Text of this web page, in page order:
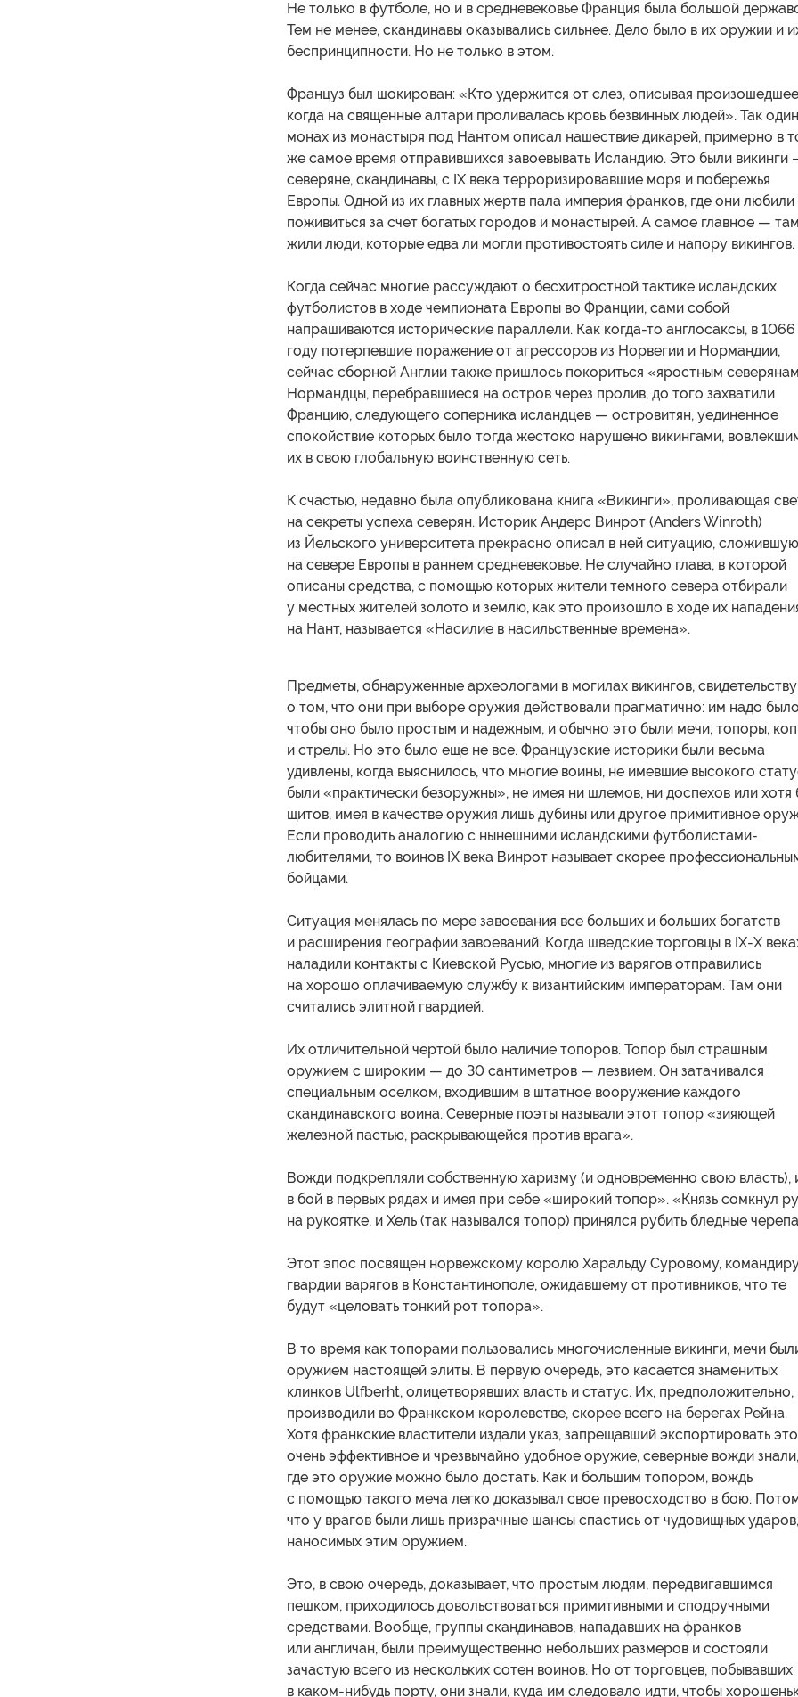
Не только в футболе, но и в средневековье Франция была большой
Тем не менее, скандинавы оказывались сильнее. Дело было в их оружии и
беспринципности. Но не только в этом.
Француз был шокирован: «Кто удержится от слез, описывая
когда на священные алтари проливалась кровь безвинных людей». Так один
монах из монастыря под Нантом описал нашествие дикарей, примерно в
же самое время отправившихся завоевывать Исландию. Это были викинги
северяне, скандинавы, с IX века терроризировавшие моря и побережья
Европы. Одной из их главных жертв пала империя франков, где они любили
поживиться за счет богатых городов и монастырей. А самое главное — там
жили люди, которые едва ли могли противостоять силе и напору викингов.
Когда сейчас многие рассуждают о бесхитростной тактике исландских
футболистов в ходе чемпионата Европы во Франции, сами собой
напрашиваются исторические параллели. Как когда-то англосаксы, в 1066
году потерпевшие поражение от агрессоров из Норвегии и Нормандии,
сейчас сборной Англии также пришлось покориться «яростным
Нормандцы, перебравшиеся на остров через пролив, до того захватили
Францию, следующего соперника исландцев — островитян, уединенное
спокойствие которых было тогда жестоко нарушено викингами,
их в свою глобальную воинственную сеть.
К счастью, недавно была опубликована книга «Викинги», проливающая
на секреты успеха северян. Историк Андерс Винрот (Anders Winroth)
из Йельского университета прекрасно описал в ней ситуацию,
на севере Европы в раннем средневековье. Не случайно глава, в которой
описаны средства, с помощью которых жители темного севера отбирали
у местных жителей золото и землю, как это произошло в ходе их
на Нант, называется «Насилие в насильственные времена».
Предметы, обнаруженные археологами в могилах викингов,
о том, что они при выборе оружия действовали прагматично: им надо
чтобы оно было простым и надежным, и обычно это были мечи, топоры,
и стрелы. Но это было еще не все. Французские историки были весьма
удивлены, когда выяснилось, что многие воины, не имевшие высокого
были «практически безоружны», не имея ни шлемов, ни доспехов или хотя
щитов, имея в качестве оружия лишь дубины или другое примитивное
Если проводить аналогию с нынешними исландскими футболистами-
любителями, то воинов IX века Винрот называет скорее
бойцами.
Ситуация менялась по мере завоевания все больших и больших богатств
и расширения географии завоеваний. Когда шведские торговцы в IX-X
наладили контакты с Киевской Русью, многие из варягов отправились
на хорошо оплачиваемую службу к византийским императорам. Там они
считались элитной гвардией.
Их отличительной чертой было наличие топоров. Топор был страшным
оружием с широким — до 30 сантиметров — лезвием. Он затачивался
специальным оселком, входившим в штатное вооружение каждого
скандинавского воина. Северные поэты называли этот топор «зияющей
железной пастью, раскрывающейся против врага».
Вожди подкрепляли собственную харизму (и одновременно свою власть),
в бой в первых рядах и имея при себе «широкий топор». «Князь сомкнул
на рукоятке, и Хель (так назывался топор) принялся рубить бледные
Этот эпос посвящен норвежскому королю Харальду Суровому,
гвардии варягов в Константинополе, ожидавшему от противников, что те
будут «целовать тонкий рот топора».
В то время как топорами пользовались многочисленные викинги, мечи
оружием настоящей элиты. В первую очередь, это касается знаменитых
клинков Ulfberht, олицетворявших власть и статус. Их, предположительно,
производили во Франкском королевстве, скорее всего на берегах Рейна.
Хотя франкские властители издали указ, запрещавший экспортировать это
очень эффективное и чрезвычайно удобное оружие, северные вожди знали,
где это оружие можно было достать. Как и большим топором, вождь
с помощью такого меча легко доказывал свое превосходство в бою.
что у врагов были лишь призрачные шансы спастись от чудовищных ударов,
наносимых этим оружием.
Это, в свою очередь, доказывает, что простым людям, передвигавшимся
пешком, приходилось довольствоваться примитивными и сподручными
средствами. Вообще, группы скандинавов, нападавших на франков
или англичан, были преимущественно небольших размеров и состояли
зачастую всего из нескольких сотен воинов. Но от торговцев, побывавших
в каком-нибудь порту, они знали, куда им следовало идти, чтобы